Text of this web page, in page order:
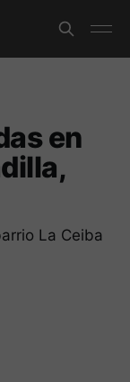
en
La Ceiba